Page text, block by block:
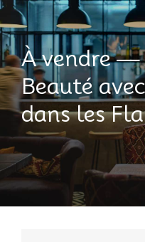
À vendre
Beauté
dans les